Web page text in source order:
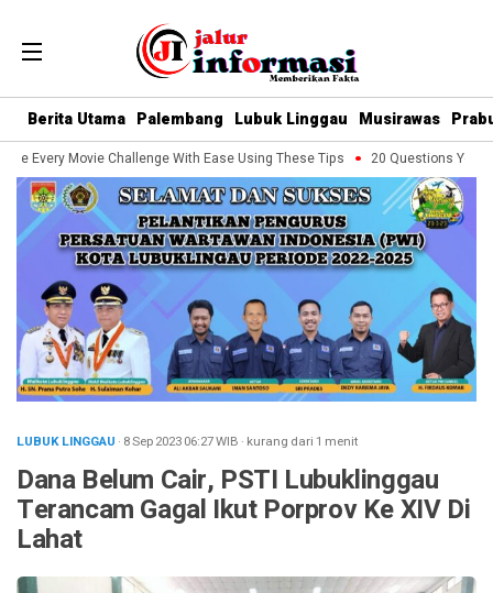
Berita Utama Palembang Lubuk Linggau Musirawas
Every Movie Challenge With Ease Using These Tips 20 Questions You
LUBUK LINGGAU · 8 Sep 202306:27WIB · kurang dari 1 menit
Dana Belum Cair, PSTI Lubuklinggau
Terancam Gagal Ikut Porprov Ke XIV Di
Lahat